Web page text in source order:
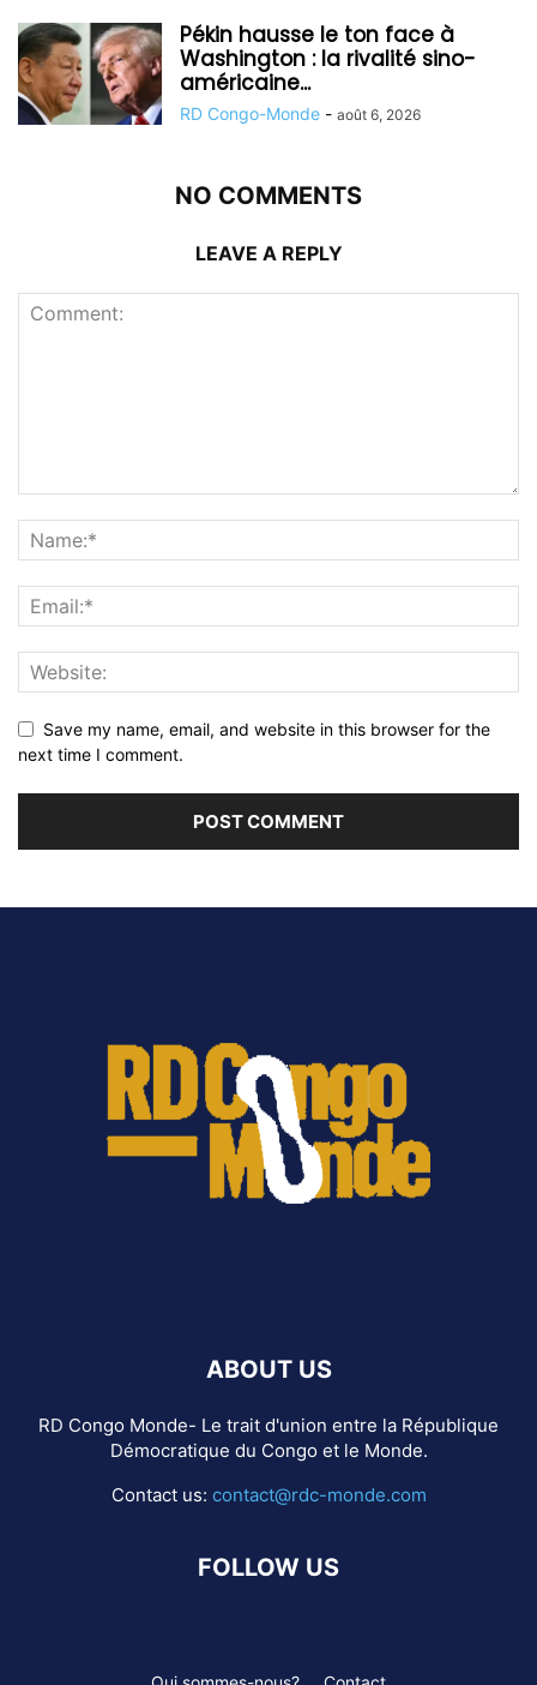
Pékin hausse le ton face à
Washington : la rivalité sino-
américaine...
RD Congo-Monde - août 6, 2026
NO COMMENTS
LEAVE A REPLY
Save my name, email, and website in this browser for the
next time I comment.
ABOUT US
RD Congo Monde- Le trait d'union entre la République
Démocratique du Congo et le Monde.
Contact us: contact@rdc-monde.com
FOLLOW US